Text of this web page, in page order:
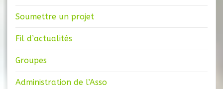
Soumettre un projet
Fil d’actualités
Groupes
Administration de l’Asso